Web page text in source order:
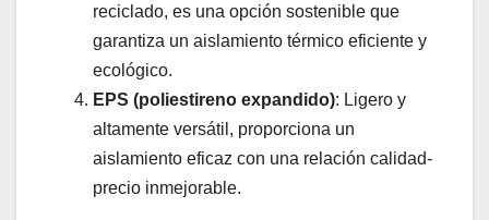
reciclado, es una opción sostenible que
garantiza un aislamiento térmico eficiente y
ecológico.
EPS (poliestireno expandido): Ligero y
altamente versátil, proporciona un
aislamiento eficaz con una relación calidad-
precio inmejorable.